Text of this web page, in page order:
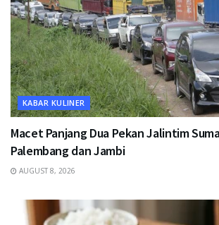
KABAR KULINER
Macet Panjang Dua Pekan Jalintim
Palembang dan Jambi
AUGUST 8, 2026